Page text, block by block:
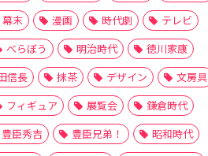
幕末
漫画 時代劇
テレビ
べらぼう
明治時代
徳川家康
信長
抹茶 デザイン
文房具
フィギュア
展覧会
鎌倉時代
豊臣秀吉
豊臣兄弟！
昭和時代